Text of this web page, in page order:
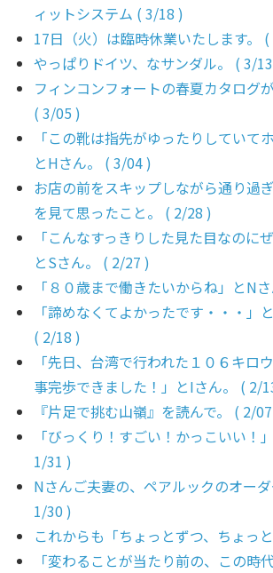
ィットシステム ( 3/18 )
17日（火）は臨時休業いたします。
やっぱりドイツ、なサンダル。 ( 3/
フィンコンフォートの春夏カタログ
( 3/05 )
「この靴は指先がゆったりしていて
とHさん。 ( 3/04 )
お店の前をスキップしながら通り過
を見て思ったこと。 ( 2/28 )
「こんなすっきりした見た目なのに
とSさん。 ( 2/27 )
「８０歳まで働きたいからね」とN
「諦めなくてよかったです・・・」
( 2/18 )
「先日、台湾で行われた１０６キロ
事完歩できました！」とIさん。 ( 2/
『片足で挑む山嶺』を読んで。 ( 2/
「びっくり！すごい！かっこいい！
1/31 )
Nさんご夫妻の、ペアルックのオー
1/30 )
これからも「ちょっとずつ、ちょっ
「変わることが当たり前の、この時